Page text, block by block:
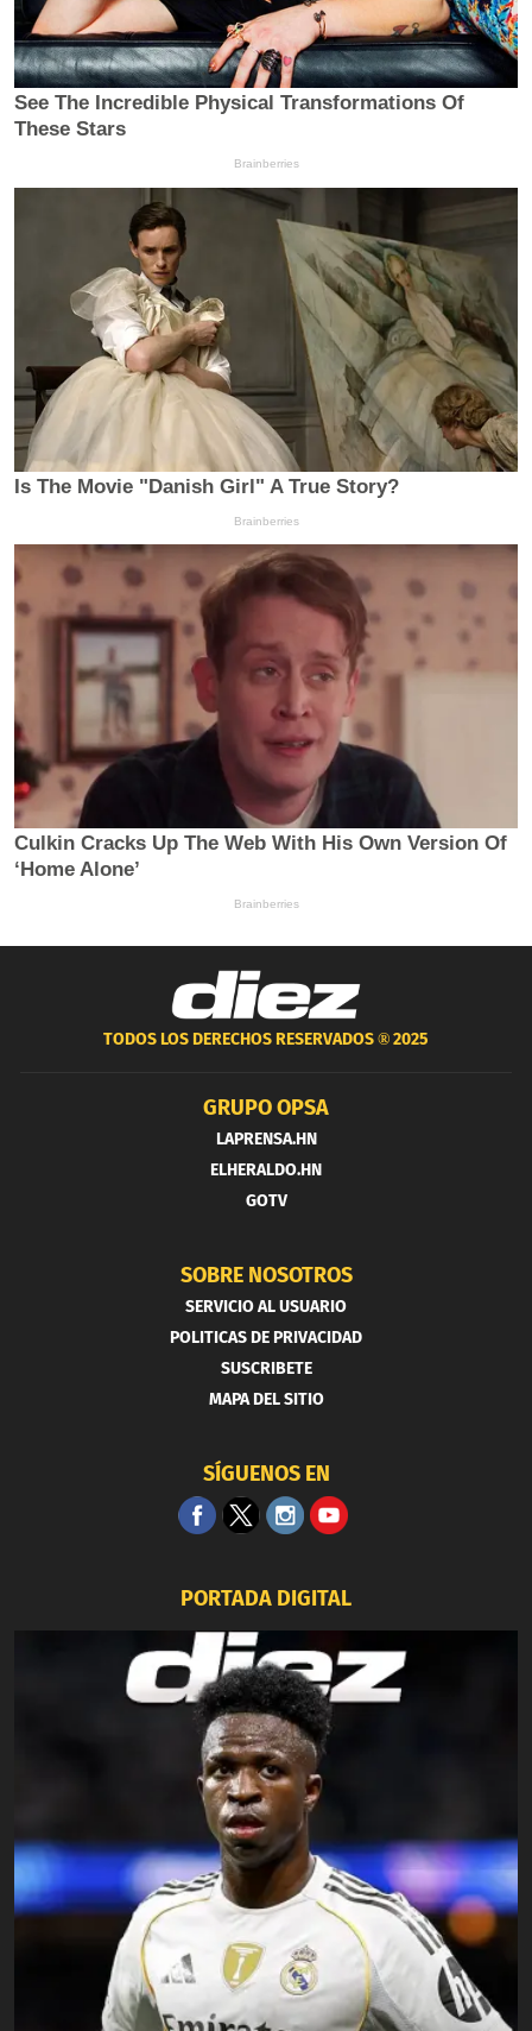
TODOS LOS DERECHOS RESERVADOS ®2025
GRUPO OPSA
LAPRENSA.HN
ELHERALDO.HN
GOTV
SOBRE NOSOTROS
SERVICIO AL USUARIO
POLITICAS DE PRIVACIDAD
SUSCRIBETE
MAPA DEL SITIO
SÍGUENOS EN
PORTADA DIGITAL